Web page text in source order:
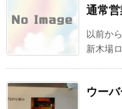
通常
以前か
新木場
ウー